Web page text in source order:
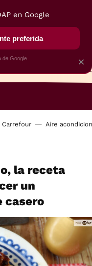
Carrefour Aire
la receta
un
casero
×
en Google
preferida
de Google